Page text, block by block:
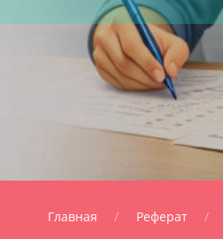
Главная Реферат